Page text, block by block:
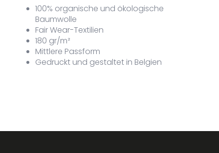
100% organische und ökologische
Baumwolle
Fair Wear-Textilien
180 gr/m²
Mittlere Passform
Gedruckt und gestaltet in Belgien
VDLTM-
354-NV-
2XL
XXL
Auf
Lager